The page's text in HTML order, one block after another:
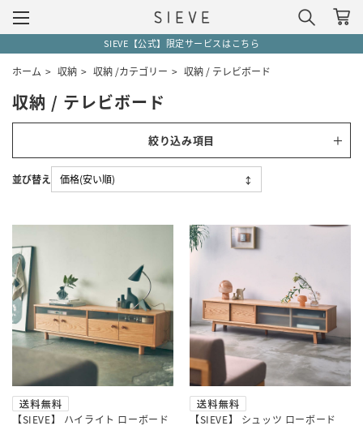
SIEVE【公式】限定サービスはこちら
ホーム > 収納 > 収納 /カテゴリー > 収納 / テレビボード
収納 / テレビボード
絞り込み項目
【SIEVE】 ハイライト ローボード
【SIEVE】 シュッツ ローボード